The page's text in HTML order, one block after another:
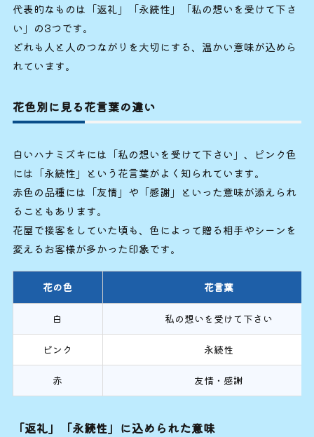
代表的なものは「返礼」「永続性」「私の想いを受けて下さ
い」の3つです。
どれも人と人のつながりを大切にする、温かい意味が込めら
れています。
花色別に見る花言葉の違い
白いハナミズキには「私の想いを受けて下さい」、ピンク色
には「永続性」という花言葉がよく知られています。
赤色の品種には「友情」や「感謝」といった意味が添えられ
ることもあります。
花屋で接客をしていた頃も、色によって贈る相手やシーンを
変えるお客様が多かった印象です。
花の色 花言葉
白 私の想いを受けて下さい
ピンク 永続性
赤 友情・感謝
「返礼」「永続性」に込められた意味